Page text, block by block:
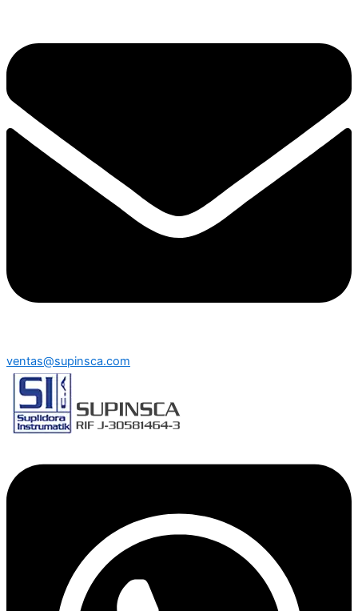
ventas@supinsca.com